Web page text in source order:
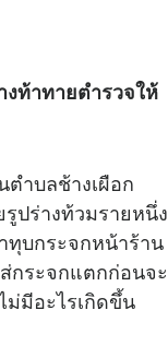
ท้าทายตำรวจให้
ตำบลช้างเผือก
ปร่างท้วมรายหนึ่ง
ทุบกระจกหน้าร้าน
กระจกแตกก่อนจะ
ม่มีอะไรเกิดขึ้น